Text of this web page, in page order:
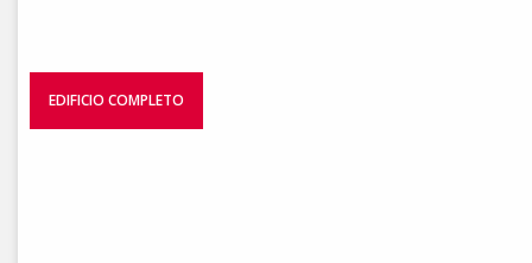
EDIFICIO COMPLETO